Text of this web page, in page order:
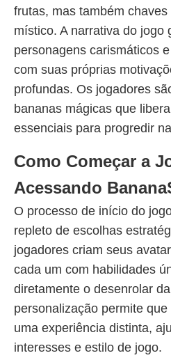
frutas, mas também
místico. A narrativa do jogo
personagens carismáticos
com suas próprias
profundas. Os jogadores
bananas mágicas que
essenciais para progredir
Como Começar a
Acessando
O processo de início do
repleto de escolhas
jogadores criam seus
cada um com habilidades
diretamente o desenrolar
personalização permite
uma experiência distinta,
interesses e estilo de jogo.